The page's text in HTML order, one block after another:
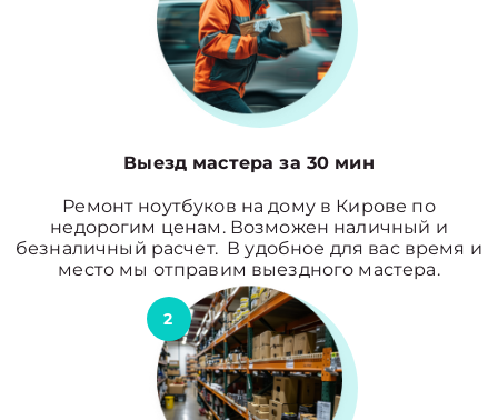
Выезд мастера за 30 мин
Ремонт ноутбуков на дому в Кирове по
недорогим ценам. Возможен наличный и
безналичный расчет. В удобное для вас время и
место мы отправим выездного мастера.
2